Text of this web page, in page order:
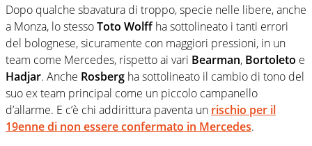
Dopo qualche sbavatura di troppo, specie nelle libere, anche
a Monza, lo stessoToto Wolffha sottolineato i tanti errori
del bolognese, sicuramente con maggiori pressioni, in un
team come Mercedes, rispetto ai vari Bearman, Bortoleto e
Hadjar. Anche Rosberg ha sottolineato il cambio di tono del
suo ex team principal come un piccolo campanello
d’allarme. E c’è chi addirittura paventa un rischio per il
19enne di non essere confermato in Mercedes.